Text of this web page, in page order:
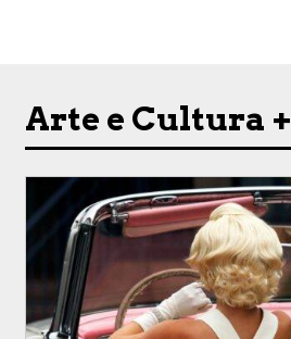
Arte e Cultura +